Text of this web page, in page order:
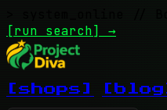
//
[run search] →
[shops]